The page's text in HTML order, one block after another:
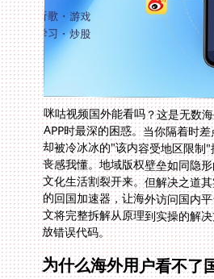
咪咕视频国外能看吗？这是无数
APP时最深的困惑。当你隔着时差
却被冷冰冰的"该内容受地区限制"
丧感我懂。地域版权壁垒如同隐形
文化生活割裂开来。但解决之道
的回国加速器，让海外访问国内平
文将完整拆解从原理到实操的解决
放错误代码。
为什么海外用户看不了